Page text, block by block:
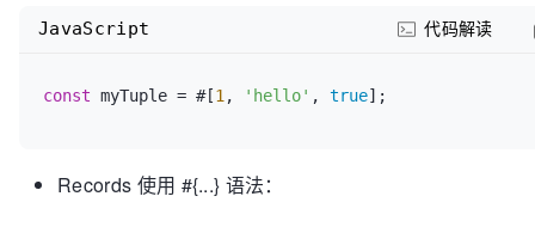
const myTuple = #[1 , 'hello' , true
JavaScript 代码解读
Records 使用 #{...} 语法：